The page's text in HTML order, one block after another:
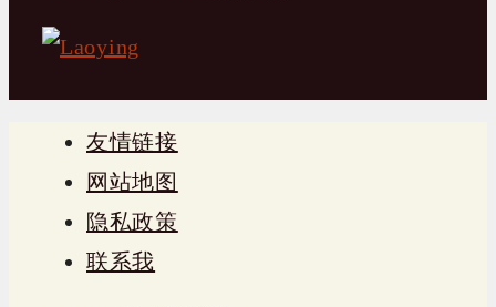
友情链接
网站地图
隐私政策
联系我